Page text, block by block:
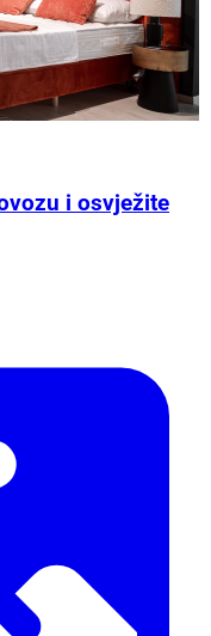
i osvježite